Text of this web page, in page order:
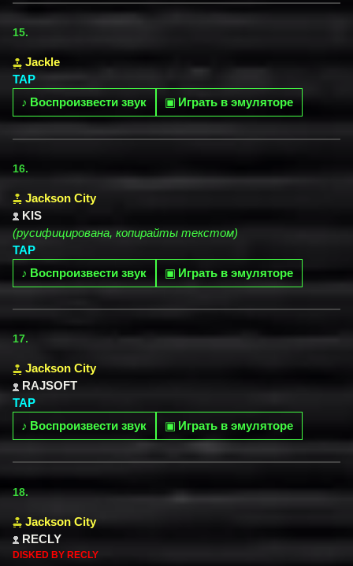
15.
Jackle
TAP
♪ Воспроизвести звук ▣ Играть в эмуляторе
16.
Jackson City
KIS
(русифицирована, копирайты текстом)
TAP
♪ Воспроизвести звук ▣ Играть в эмуляторе
17.
Jackson City
RAJSOFT
TAP
♪ Воспроизвести звук ▣ Играть в эмуляторе
18.
Jackson City
RECLY
DISKED BY RECLY